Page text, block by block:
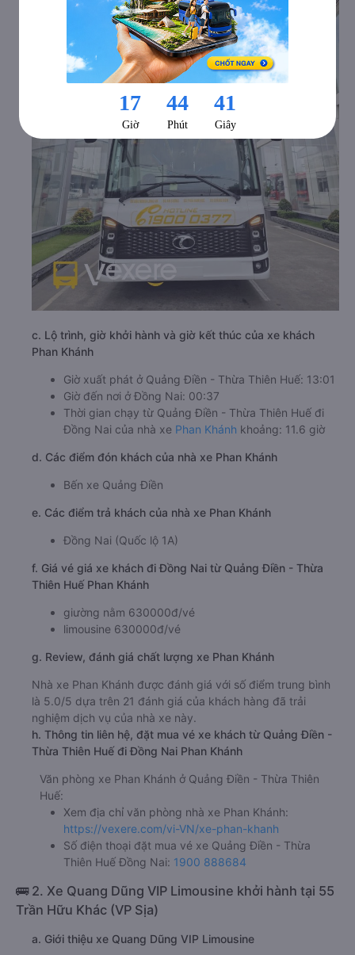
c. Lộ trình, giờ khởi hành và giờ kết thúc của xe khách
Phan Khánh
Giờ xuất phát ở Quảng Điền - Thừa Thiên Huế: 13:01
Giờ đến nơi ở Đồng Nai: 00:37
Thời gian chạy từ Quảng Điền - Thừa Thiên Huế đi
Đồng Nai của nhà xe Phan Khánh khoảng: 11.6 giờ
d. Các điểm đón khách của nhà xe Phan Khánh
Bến xe Quảng Điền
e. Các điểm trả khách của nhà xe Phan Khánh
Đồng Nai (Quốc lộ 1A)
f. Giá vé giá xe khách đi Đồng Nai từ Quảng Điền - Thừa
Thiên Huế Phan Khánh
giường nằm 630000đ/vé
limousine 630000đ/vé
g. Review, đánh giá chất lượng xe Phan Khánh
Nhà xe Phan Khánh được đánh giá với số điểm trung bình
là 5.0/5 dựa trên 21 đánh giá của khách hàng đã trải
nghiệm dịch vụ của nhà xe này.
h. Thông tin liên hệ, đặt mua vé xe khách từ Quảng Điền -
Thừa Thiên Huế đi Đồng Nai Phan Khánh
Văn phòng xe Phan Khánh ở Quảng Điền - Thừa Thiên
Huế:
Xem địa chỉ văn phòng nhà xe Phan Khánh:
https://vexere.com/vi-VN/xe-phan-khanh
Số điện thoại đặt mua vé xe Quảng Điền - Thừa
Thiên Huế Đồng Nai: 1900 888684
🚌 2. Xe Quang Dũng VIP Limousine khởi hành tại 55
Trần Hữu Khác (VP Sịa)
a. Giới thiệu xe Quang Dũng VIP Limousine